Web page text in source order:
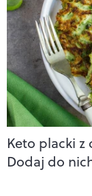
Keto placki
Dodaj do